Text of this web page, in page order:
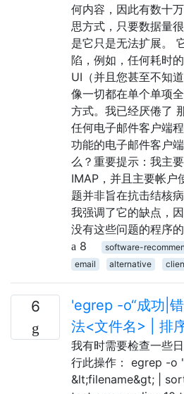
何内容，因此有数十
思方式，只要数据量
是它只是无法扩展。
陷，例如，任何耗时
UI（并且您甚至不知
像一切都在单个单项
方式。我已经厌倦了
任何电子邮件客户端
功能的电子邮件客户
么？重要提示：我主
IMAP，并且主要帐户
题并非旨在抗击结核
我强调了它的缺点，
没有这些问题的程序的
8
software-
email
alternative
6
'egrep -o“成功|
法<文件名> | 排
我有时需要检查一些
行此操作： egrep -o
&lt;filename&gt; |